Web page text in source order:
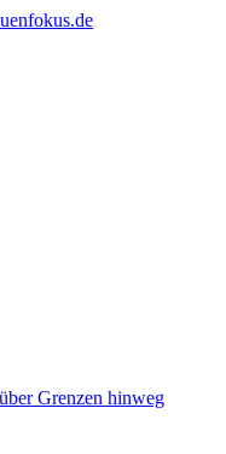
Grenzen hinweg